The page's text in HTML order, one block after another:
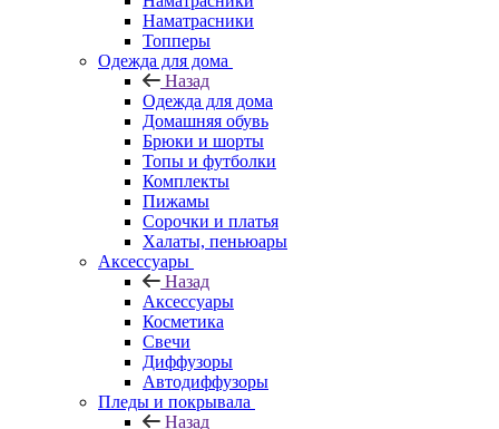
Наматрасники
Топперы
Одежда для дома
Назад
Одежда для дома
Домашняя обувь
Брюки и шорты
Топы и футболки
Комплекты
Пижамы
Сорочки и платья
Халаты, пеньюары
Аксессуары
Назад
Аксессуары
Косметика
Свечи
Диффузоры
Автодиффузоры
Пледы и покрывала
Назад